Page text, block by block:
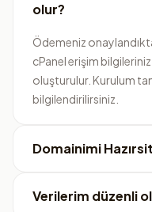
olur?
Ödemeniz
cPanel erişim
oluşturulur. Kurulum
bilgilendirilirsiniz.
Domainimi
Verilerim düzenli